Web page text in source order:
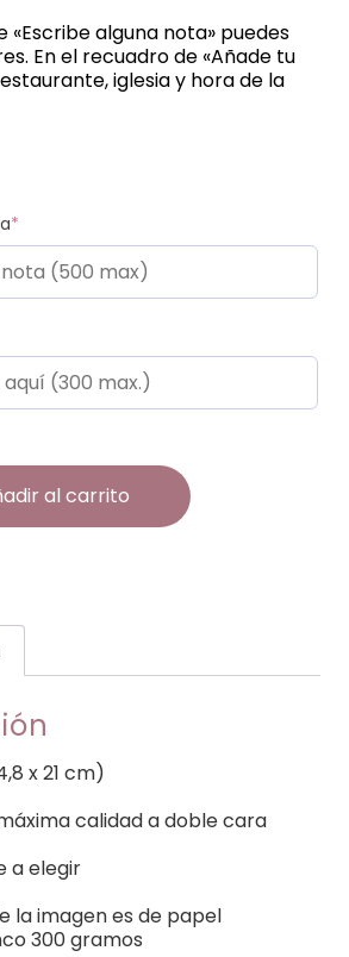
«Escribe alguna nota» puedes
En el recuadro de «Añade tu
iglesia y hora de la
*
al carrito
x 21 cm)
calidad a doble cara
a elegir
la imagen es de papel
300 gramos